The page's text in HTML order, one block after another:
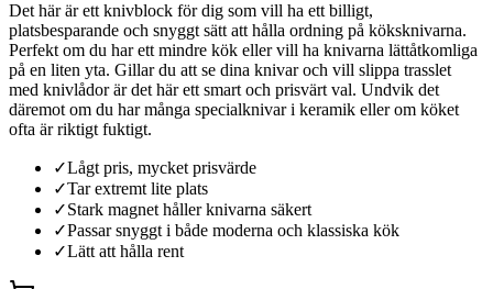
Det här är ett knivblock för dig som vill ha ett billigt,
platsbesparande och snyggt sätt att hålla ordning på köksknivarna.
Perfekt om du har ett mindre kök eller vill ha knivarna lättåtkomliga
på en liten yta. Gillar du att se dina knivar och vill slippa trasslet
med knivlådor är det här ett smart och prisvärt val. Undvik det
däremot om du har många specialknivar i keramik eller om köket
ofta är riktigt fuktigt.
✓Lågt pris, mycket prisvärde
✓Tar extremt lite plats
✓Stark magnet håller knivarna säkert
✓Passar snyggt i både moderna och klassiska kök
✓Lätt att hålla rent